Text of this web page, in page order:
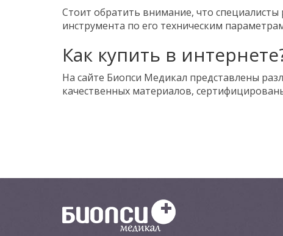
Стоит обратить внимание, что
инструмента по его техническим
Как купить в
На сайте Биопси Медикал представлены
качественных материалов,